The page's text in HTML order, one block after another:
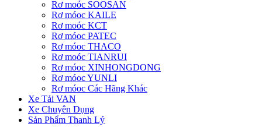
Rơ moóc SOOSAN
Rơ móoc KAILE
Rơ moóc KCT
Rơ móoc PATEC
Rơ móoc THACO
Rơ moóc TIANRUI
Rơ móoc XINHONGDONG
Rơ móoc YUNLI
Rơ móoc Các Hãng Khác
Xe Tải VAN
Xe Chuyên Dụng
Sản Phẩm Thanh Lý